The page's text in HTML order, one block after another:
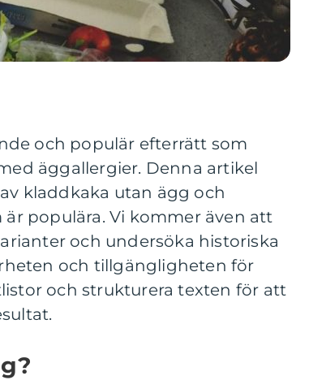
och populär efterrätt som
äggallergier. Denna artikel
kladdkaka utan ägg och
populära. Vi kommer även att
och undersöka historiska
och tillgängligheten för
och strukturera texten för att